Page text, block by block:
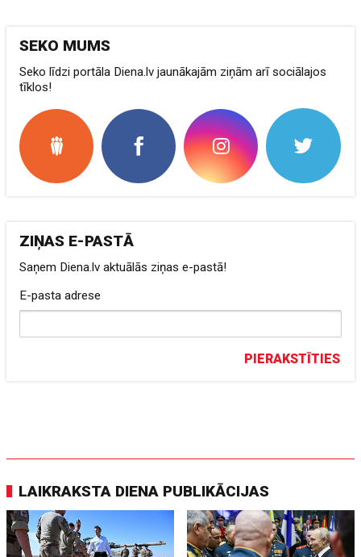
SEKO MUMS
Seko līdzi portāla Diena.lv jaunākajām ziņām arī sociālajos
tīklos!
ZIŅAS E-PASTĀ
Saņem Diena.lv aktuālās ziņas e-pastā!
E-pasta adrese
PIERAKSTĪTIES
LAIKRAKSTA DIENA PUBLIKĀCIJAS